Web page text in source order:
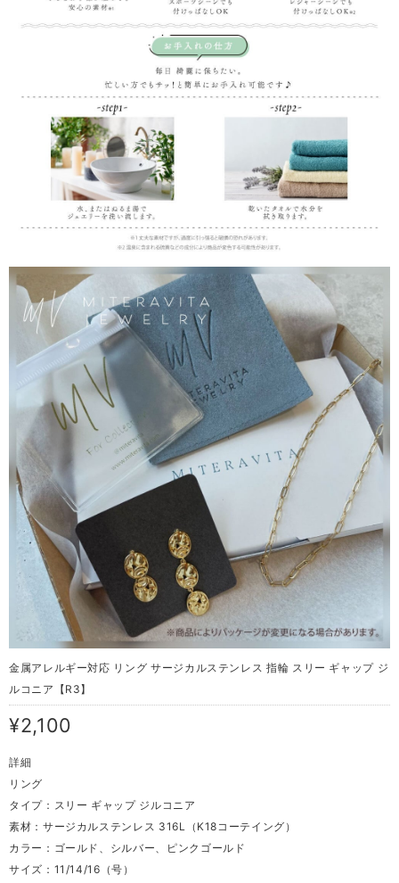
金属アレルギー対応 リング サージカルステンレス 指輪 スリー ギャップ ジ
ルコニア【R3】
¥2,100
詳細
リング
タイプ：スリー ギャップ ジルコニア
素材：サージカルステンレス 316L（K18コーテイング）
カラー：ゴールド、シルバー、ピンクゴールド
サイズ：11/14/16（号）